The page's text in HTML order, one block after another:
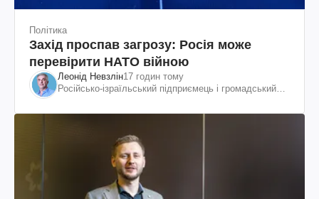
Політика
Захід проспав загрозу: Росія може
перевірити НАТО війною
Леонід Невзлін17 годин тому
Російсько-ізраїльський підприємець і громадський